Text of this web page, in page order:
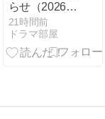
らせ（2026
年）
21時間前
ドラマ部屋